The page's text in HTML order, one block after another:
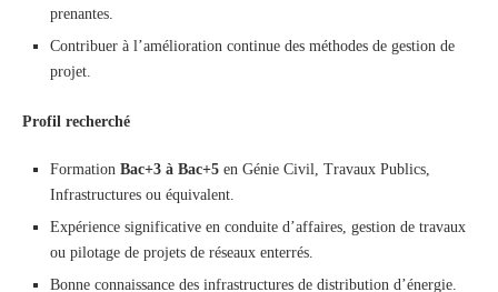
prenantes.
Contribuer à l’amélioration continue des méthodes de gestion de
projet.
Profil recherché
Formation Bac+3 à Bac+5 en Génie Civil, Travaux Publics,
Infrastructures ou équivalent.
Expérience significative en conduite d’affaires, gestion de travaux
ou pilotage de projets de réseaux enterrés.
Bonne connaissance des infrastructures de distribution d’énergie.